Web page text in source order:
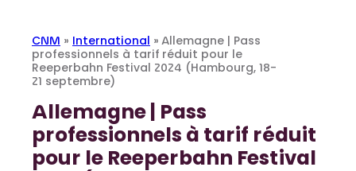
CNM » International » Allemagne | Pass
professionnels à tarif réduit pour le
Reeperbahn Festival 2024 (Hambourg, 18-
21 septembre)
Allemagne | Pass
professionnels à tarif réduit
pour le Reeperbahn Festival